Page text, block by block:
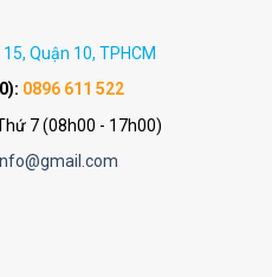
Quận 10, TPHCM
0896 611 522
7 (08h00 - 17h00)